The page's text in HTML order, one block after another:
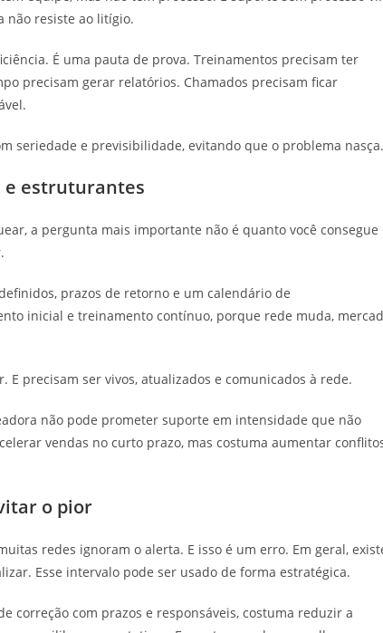
não resiste ao litígio.
É uma pauta de prova. Treinamentos precisam ter
precisam gerar relatórios. Chamados precisam ficar
seriedade e previsibilidade, evitando que o problema nasça.
e estruturantes
a pergunta mais importante não é quanto você consegue
prazos de retorno e um calendário de
inicial e treinamento contínuo, porque rede muda,
E precisam ser vivos, atualizados e comunicados à rede.
não pode prometer suporte em intensidade que não
vendas no curto prazo, mas costuma aumentar
o pior
redes ignoram o alerta. E isso é um erro. Em geral,
Esse intervalo pode ser usado de forma estratégica.
correção com prazos e responsáveis, costuma reduzir a